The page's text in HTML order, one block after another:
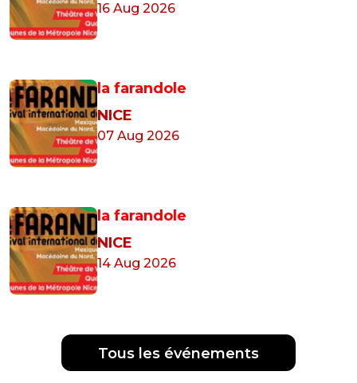
16 Aug 2026
la farandole
NICE
07 Aug 2026
la farandole
NICE
14 Aug 2026
Tous les événements